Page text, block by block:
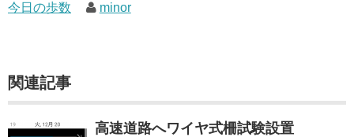
今日の歩数
minor
関連記事
高速道路へワイヤ式柵試験設置